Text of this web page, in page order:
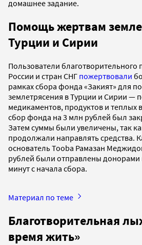
домашнее задание.
Помощь жертвам
Турции и Сирии
Пользователи
России и стран СНГ пожертвовали
рамках сбора фонда «Закият» для
землетрясения в Турции и Сирии —
медикаментов, продуктов и теплых
сбор фонда на 3 млн рублей был
Затем суммы были увеличены, так
продолжали направлять средства.
основатель Tooba Рамазан
рублей были отправлены донорами
минут с начала сбора.
Материал по теме
Благотворительная
время жить»